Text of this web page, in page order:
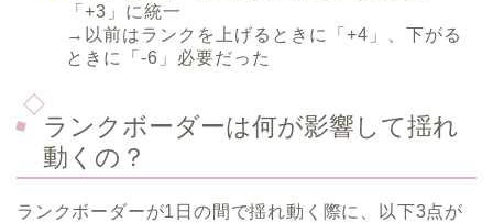
「+3」に統一
→以前はランクを上げるときに「+4」、下がる
ときに「-6」必要だった
ランクボーダーは何が影響して揺れ
動くの？
ランクボーダーが1日の間で揺れ動く際に、以下3点が